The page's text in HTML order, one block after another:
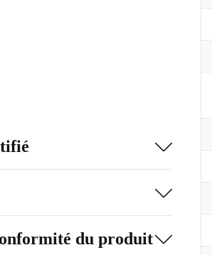
du produit